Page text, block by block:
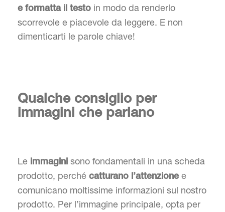
e formatta il testo in modo da renderlo
scorrevole e piacevole da leggere. E non
dimenticarti le parole chiave!
Qualche consiglio per
immagini che parlano
Le immagini sono fondamentali in una scheda
prodotto, perché catturano l’attenzionee
comunicano moltissime informazioni sul nostro
prodotto. Per l’immagine principale, opta per